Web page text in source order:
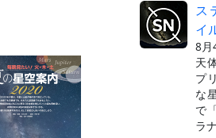
ス
イ
8月
天
プ
な
で
ラ